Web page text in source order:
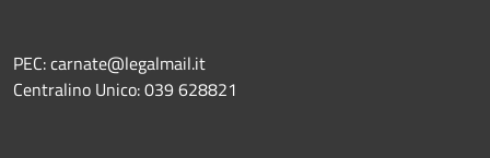
PEC: carnate@legalmail.it
Centralino Unico: 039 628821